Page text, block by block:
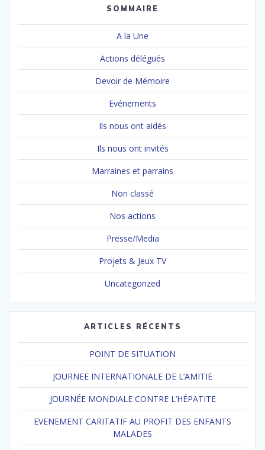
SOMMAIRE
A la Une
Actions délégués
Devoir de Mémoire
Evénements
Ils nous ont aidés
Ils nous ont invités
Marraines et parrains
Non classé
Nos actions
Presse/Media
Projets & Jeux TV
Uncategorized
ARTICLES RÉCENTS
POINT DE SITUATION
JOURNEE INTERNATIONALE DE L’AMITIE
JOURNÉE MONDIALE CONTRE L’HÉPATITE
EVENEMENT CARITATIF AU PROFIT DES ENFANTS
MALADES